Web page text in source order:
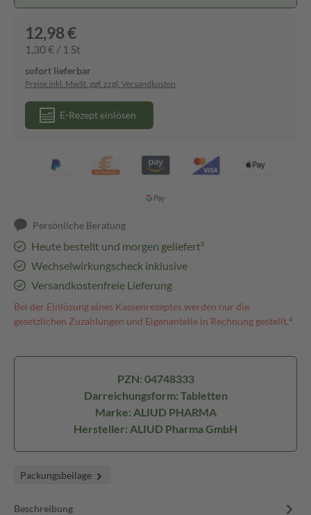
12,98 €
1,30 € / 1 St
sofort lieferbar
Preise inkl. MwSt. ggf. zzgl. Versandkosten
E-Rezept einlösen
Persönliche Beratung
Heute bestellt und morgen geliefert³
Wechselwirkungscheck inklusive
Versandkostenfreie Lieferung
Bei der Einlösung eines Kassenrezeptes werden nur die
gesetzlichen Zuzahlungen und Eigenanteile in Rechnung gestellt.⁴
PZN: 04748333
Darreichungsform: Tabletten
Marke: ALIUD PHARMA
Hersteller: ALIUD Pharma GmbH
Packungsbeilage
Beschreibung